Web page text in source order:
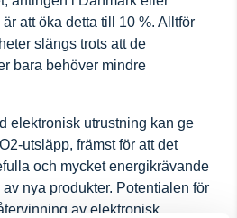
att öka detta till 10 %. Alltför
slängs trots att de
bara behöver mindre
elektronisk utrustning kan ge
utsläpp, främst för att det
och mycket energikrävande
nya produkter. Potentialen för
av elektronisk